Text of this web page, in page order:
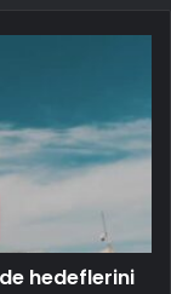
hedeflerini